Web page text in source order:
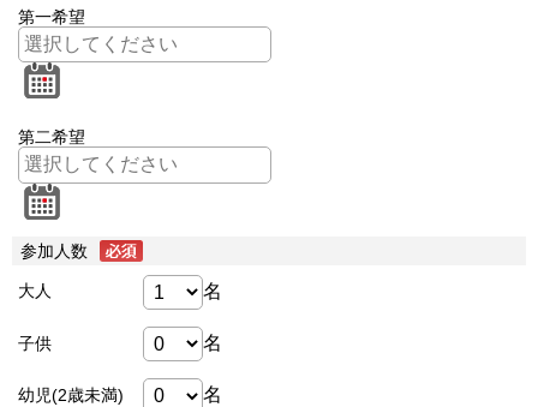
第一希望
第二希望
参加人数
大人 名
子供 名
幼児(2歳未満) 名